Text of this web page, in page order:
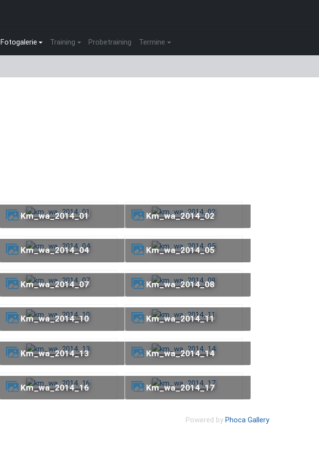
Fotogalerie Training Probetraining Termine
km_wa_2014_01 km_wa_2014_02
km_wa_2014_04 km_wa_2014_05
km_wa_2014_07 km_wa_2014_08
km_wa_2014_10 km_wa_2014_11
km_wa_2014_13 km_wa_2014_14
km_wa_2014_16 km_wa_2014_17
Powered by Phoca Gallery